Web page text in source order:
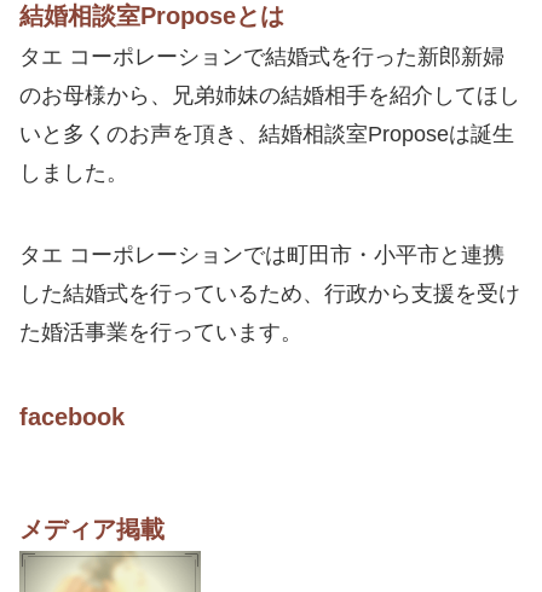
結婚相談室Proposeとは
タエ コーポレーションで結婚式を行った新郎新婦
のお母様から、兄弟姉妹の結婚相手を紹介してほし
いと多くのお声を頂き、結婚相談室Proposeは誕生
しました。
タエ コーポレーションでは町田市・小平市と連携
した結婚式を行っているため、行政から支援を受け
た婚活事業を行っています。
facebook
メディア掲載